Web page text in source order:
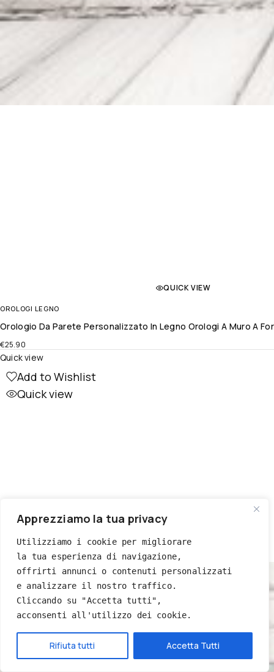
Apprezziamo la tua privacy
Utilizziamo i cookie per migliorare
la tua esperienza di navigazione,
offrirti annunci o contenuti personalizzati
e analizzare il nostro traffico.
Cliccando su "Accetta tutti",
acconsenti all'utilizzo dei cookie.
Rifiuta tutti Accetta Tutti
QUICK VIEW
OROLOGI LEGNO
Orologio Da Parete Personalizzato In Legno Orologi A Muro A
€25.90
Add to Wishlist
Quick view
Quick view
Hai bisogno di aiuto?